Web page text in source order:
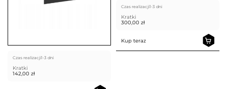
Czas realizacji1-3 dni
Kratki
142,00 zł
Czas realizacji1-3 dni
Kratki
300,00 zł
Kup teraz